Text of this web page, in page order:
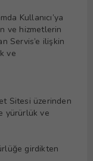
Kullanıcı’ya
ve hizmetlerin
Servis’e ilişkin
ve
Sitesi üzerinden
yürürlük ve
girdikten